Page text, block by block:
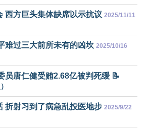
西方巨头集体缺席以示抗议 2025/11/11
难过三大前所未有的凶坎 2025/10/16
员唐仁健受贿2.68亿被判死缓 📝
折射习到了病急乱投医地步 2025/9/22